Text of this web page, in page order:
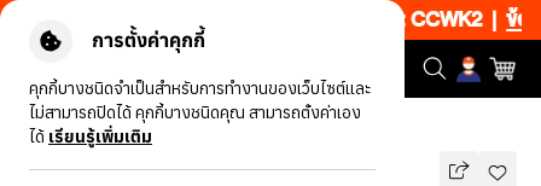
การตั้งค่าคุกกี้
คุกกี้บางชนิดจำเป็นสำหรับการทำงานของเว็บไซต์และ
ไม่สามารถปิดได้ คุกกี้บางชนิดคุณ สามารถตั้งค่าเอง
ได้ เรียนรู้เพิ่มเติม
เพียงช้อป 1 ชิ้น เริ่มคืนนี้ 20.00-23.00 โค้ด: CCWK2|ข้อกำห
รุ่นทั้งหมด HTTYD เขี้ยวกุดเรียงสาม
รองรับ MAGSAFE